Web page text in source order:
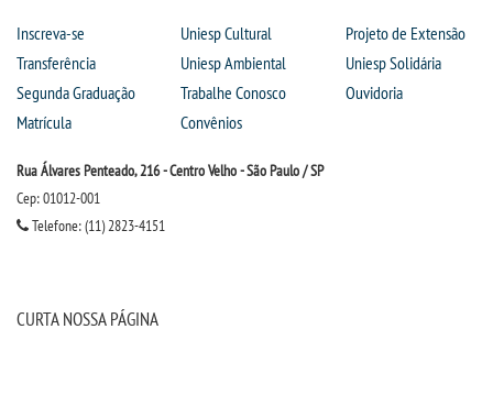
Inscreva-se
Transferência
Segunda Graduação
Matrícula
Uniesp Cultural
Uniesp Ambiental
Trabalhe Conosco
Convênios
Projeto de Extensão
Uniesp Solidária
Ouvidoria
Rua Álvares Penteado, 216 - Centro Velho - São Paulo / SP
Cep: 01012-001
Telefone: (11) 2823-4151
CURTA NOSSA PÁGINA